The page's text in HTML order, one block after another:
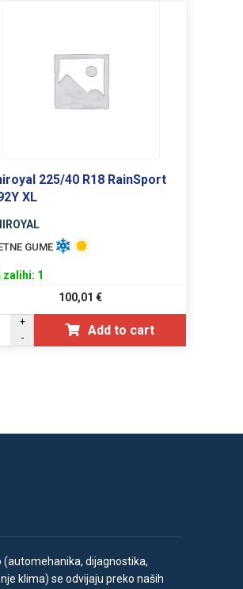
225/40 R18 RainSport
XL
GUME
zalihi: 1
100,01€
+
-
Add to cart
(automehanika, dijagnostika,
klima) se odvijaju preko naših